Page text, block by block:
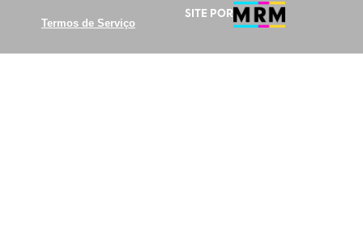
Termos de Serviço
Site por